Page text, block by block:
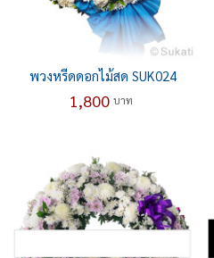
พวงหรีดดอกไม้สด SUK024
1,800 บาท